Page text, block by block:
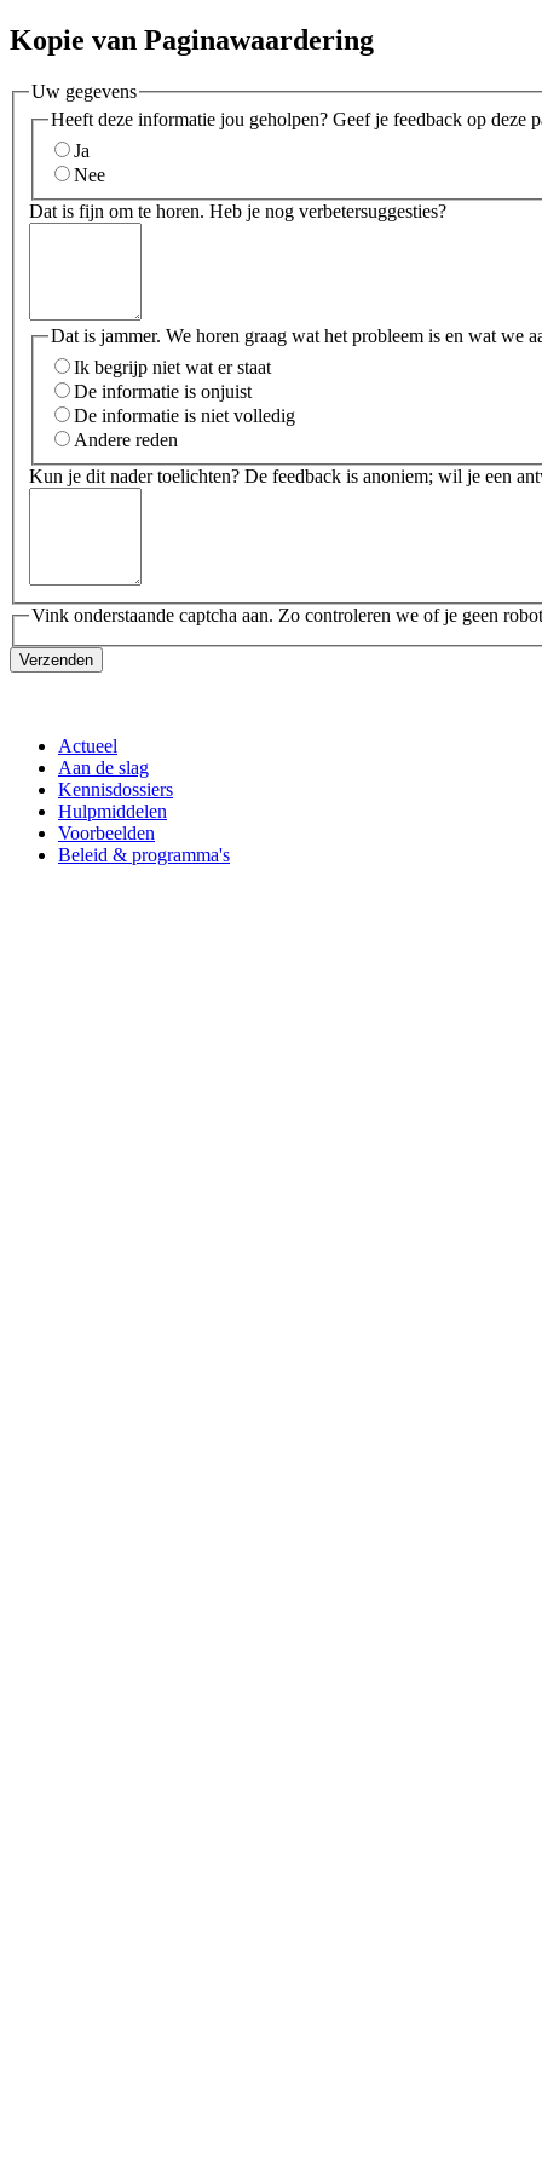
Kopie van Paginawaardering
Uw gegevens
Heeft deze informatie jou geholpen? Geef je feedback op deze
Ja
Nee
Dat is fijn om te horen. Heb je nog verbetersuggesties?
Dat is jammer. We horen graag wat het probleem is en wat we
Ik begrijp niet wat er staat
De informatie is onjuist
De informatie is niet volledig
Andere reden
Kun je dit nader toelichten? De feedback is anoniem; wil je een
Vink onderstaande captcha aan. Zo controleren we of je geen
Verzenden
Actueel
Aan de slag
Kennisdossiers
Hulpmiddelen
Voorbeelden
Beleid & programma's